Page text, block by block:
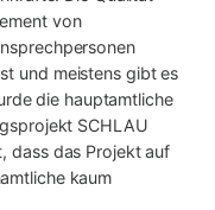
von
und meistens gibt es
die hauptamtliche
SCHLAU
dass das Projekt auf
kaum